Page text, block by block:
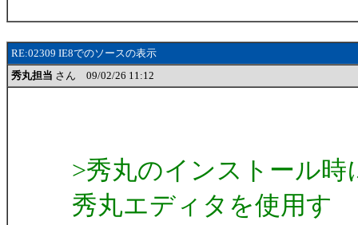
RE:02309 IE8でのソースの表示
秀丸担当 さん 09/02/26 11:12
>秀丸のインストール時
秀丸エディタを使用す